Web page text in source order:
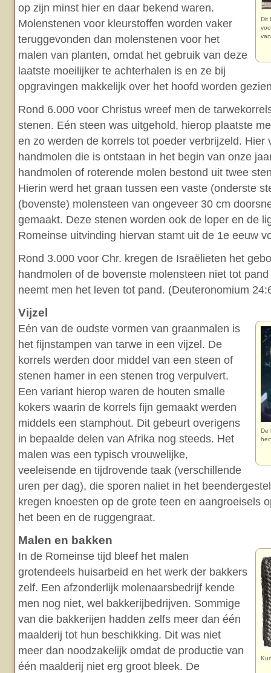
Dit
op zijn minst hier en daar bekend waren.
Molenstenen voor kleurstoffen worden vaker
teruggevonden dan molenstenen voor het
malen van planten, omdat het gebruik van deze
laatste moeilijker te achterhalen is en ze bij
opgravingen makkelijk over het hoofd worden
Rond 6.000 voor Christus wreef men de
stenen. Eén steen was uitgehold, hierop plaatste
en zo werden de korrels tot poeder verbrijzeld. Hier
handmolen die is ontstaan in het begin van onze
handmolen of roterende molen bestond uit twee
Hierin werd het graan tussen een vaste (onderste
(bovenste) molensteen van ongeveer 30 cm
gemaakt. Deze stenen worden ook de loper en de
Romeinse uitvinding hiervan stamt uit de 1e eeuw
Rond 3.000 voor Chr. kregen de Israëlieten het
handmolen of de bovenste molensteen niet tot
neemt men het leven tot pand. (Deuteronomium
Vijzel
De
Eén van de oudste vormen van graanmalen is
het fijnstampen van tarwe in een vijzel. De
korrels werden door middel van een steen of
stenen hamer in een stenen trog verpulvert.
Een variant hierop waren de houten smalle
kokers waarin de korrels fijn gemaakt werden
middels een stamphout. Dit gebeurt overigens
in bepaalde delen van Afrika nog steeds. Het
malen was een typisch vrouwelijke,
veeleisende en tijdrovende taak (verschillende
uren per dag), die sporen naliet in het
kregen knoesten op de grote teen en aangroeisels
het been en de ruggengraat.
Malen en bakken
In de Romeinse tijd bleef het malen
grotendeels huisarbeid en het werk der bakkers
zelf. Een afzonderlijk molenaarsbedrijf kende
men nog niet, wel bakkerijbedrijven. Sommige
van die bakkerijen hadden zelfs meer dan één
maalderij tot hun beschikking. Dit was niet
meer dan noodzakelijk omdat de productie van
één maalderij niet erg groot bleek. De